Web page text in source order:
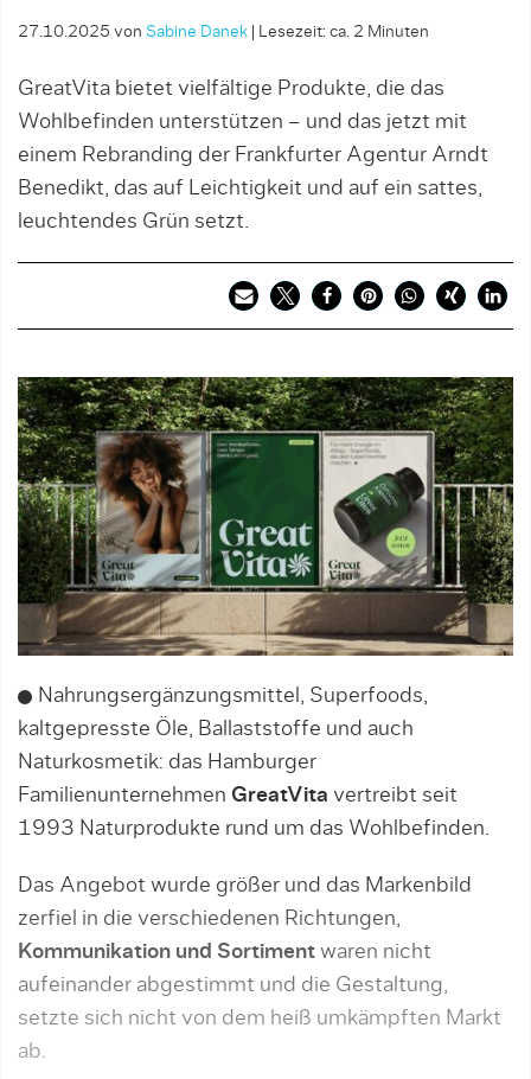
27.10.2025 von Sabine Danek Lesezeit: ca. 2 Minuten
GreatVita bietet vielfältige Produkte, die das
Wohlbefinden unterstützen – und das jetzt mit
einem Rebranding der Frankfurter Agentur Arndt
Benedikt, das auf Leichtigkeit und auf ein sattes,
leuchtendes Grün setzt.
Nahrungsergänzungsmittel, Superfoods,
kaltgepresste Öle, Ballaststoffe und auch
Naturkosmetik: das Hamburger
Familienunternehmen GreatVita vertreibt seit
1993 Naturprodukte rund um das Wohlbefinden.
Das Angebot wurde größer und das Markenbild
zerfiel in die verschiedenen Richtungen,
Kommunikation und Sortiment waren nicht
aufeinander abgestimmt und die Gestaltung,
setzte sich nicht von dem heiß umkämpften Markt
ab.